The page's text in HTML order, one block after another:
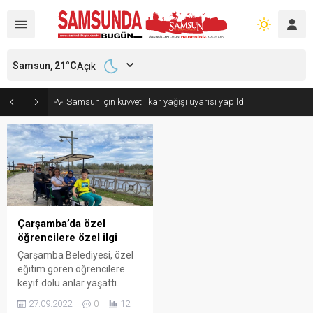
Samsun için kuvvetli kar yağışı uyarısı yapıldı
Samsun, 21 °CAçık
Çarşamba’da özel
öğrencilere özel ilgi
Çarşamba Belediyesi, özel
eğitim gören öğrencilere
keyif dolu anlar yaşattı.
Eğitim Uygulama Okulu 3.
27.09.2022 0 12